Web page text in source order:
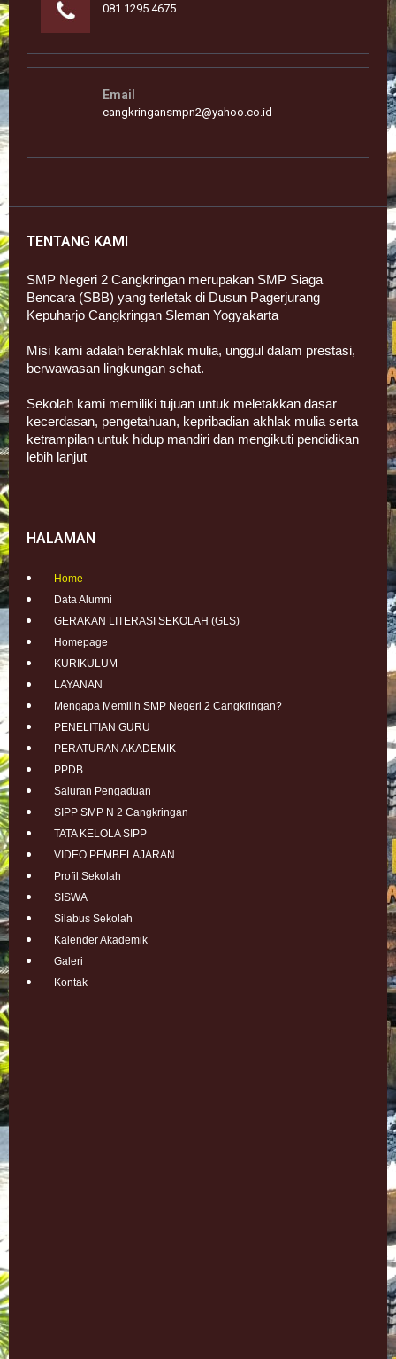
081 1295 4675
Email
cangkringansmpn2@yahoo.co.id
TENTANG KAMI
SMP Negeri 2 Cangkringan merupakan SMP Siaga
Bencara (SBB) yang terletak di Dusun Pagerjurang
Kepuharjo Cangkringan Sleman Yogyakarta
Misi kami adalah berakhlak mulia, unggul dalam prestasi,
berwawasan lingkungan sehat.
Sekolah kami memiliki tujuan untuk meletakkan dasar
kecerdasan, pengetahuan, kepribadian akhlak mulia serta
ketrampilan untuk hidup mandiri dan mengikuti pendidikan
lebih lanjut
HALAMAN
Home
Data Alumni
GERAKAN LITERASI SEKOLAH (GLS)
Homepage
KURIKULUM
LAYANAN
Mengapa Memilih SMP Negeri 2 Cangkringan?
PENELITIAN GURU
PERATURAN AKADEMIK
PPDB
Saluran Pengaduan
SIPP SMP N 2 Cangkringan
TATA KELOLA SIPP
VIDEO PEMBELAJARAN
Profil Sekolah
SISWA
Silabus Sekolah
Kalender Akademik
Galeri
Kontak